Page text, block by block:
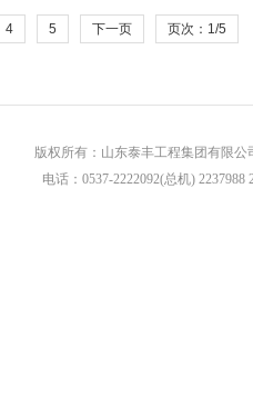
4 5 下一页 页次：1/5
版权所有：山东泰丰工程集团有限
电话：0537-2222092(总机) 2237988